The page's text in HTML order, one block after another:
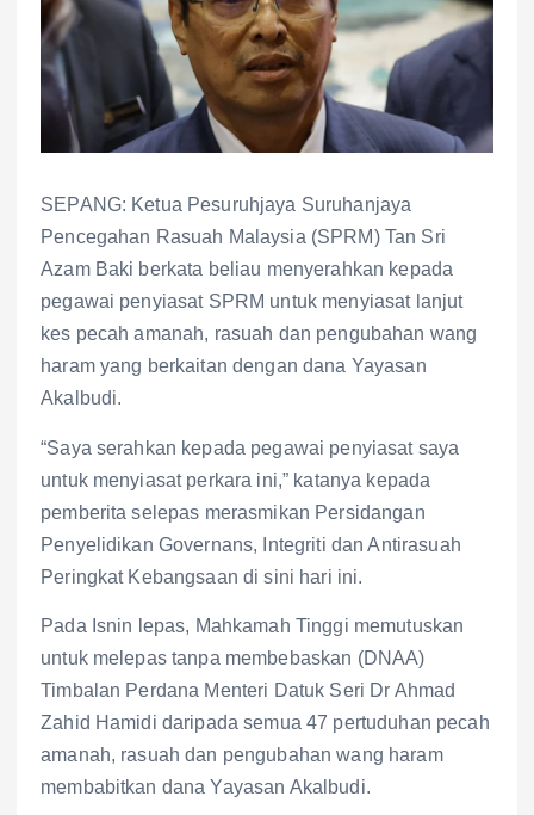
SEPANG: Ketua Pesuruhjaya Suruhanjaya
Pencegahan Rasuah Malaysia (SPRM) Tan Sri
Azam Baki berkata beliau menyerahkan kepada
pegawai penyiasat SPRM untuk menyiasat lanjut
kes pecah amanah, rasuah dan pengubahan wang
haram yang berkaitan dengan dana Yayasan
Akalbudi.
“Saya serahkan kepada pegawai penyiasat saya
untuk menyiasat perkara ini,” katanya kepada
pemberita selepas merasmikan Persidangan
Penyelidikan Governans, Integriti dan Antirasuah
Peringkat Kebangsaan di sini hari ini.
Pada Isnin lepas, Mahkamah Tinggi memutuskan
untuk melepas tanpa membebaskan (DNAA)
Timbalan Perdana Menteri Datuk Seri Dr Ahmad
Zahid Hamidi daripada semua 47 pertuduhan pecah
amanah, rasuah dan pengubahan wang haram
membabitkan dana Yayasan Akalbudi.